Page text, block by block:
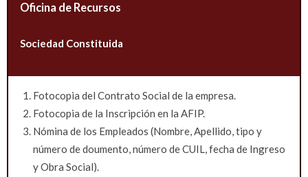
Oficina de Recursos
Sociedad Constituida
Fotocopia del Contrato Social de la empresa.
Fotocopia de la Inscripción en la AFIP.
Nómina de los Empleados (Nombre, Apellido, tipo y
número de doumento, número de CUIL, fecha de Ingreso
y Obra Social).